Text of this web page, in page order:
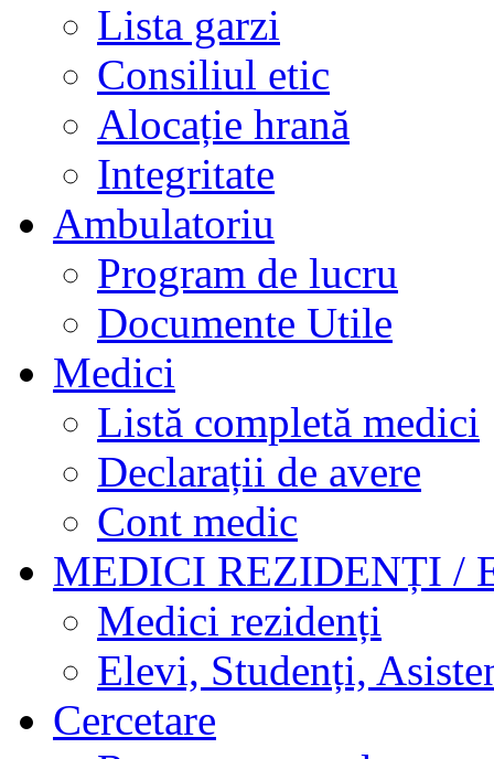
Lista garzi
Consiliul etic
Alocație hrană
Integritate
Ambulatoriu
Program de lucru
Documente Utile
Medici
Listă completă medici
Declarații de avere
Cont medic
MEDICI REZIDENȚI /
Medici rezidenți
Elevi, Studenți,
Cercetare